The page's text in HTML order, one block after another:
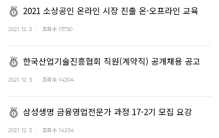
2021 소상공인 온라인 시장 진출 온·오프라인 교육
2021. 12. 3 조회수 13750
한국산업기술진흥협회 직원(계약직) 공개채용 공고
2021. 12. 3 조회수 14204
삼성생명 금융영업전문가 과정 17-2기 모집 요강
2021. 12. 3 조회수 14234